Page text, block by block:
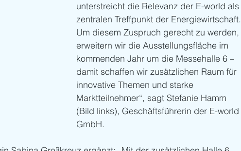
unterstreicht die Relevanz der E-world als
zentralen Treffpunkt der Energiewirtschaft.
Um diesem Zuspruch gerecht zu werden,
erweitern wir die Ausstellungsfläche im
kommenden Jahr um die Messehalle 6 –
damit schaffen wir zusätzlichen Raum für
innovative Themen und starke
Marktteilnehmer“, sagt Stefanie Hamm
(Bild links), Geschäftsführerin der E-world
GmbH.